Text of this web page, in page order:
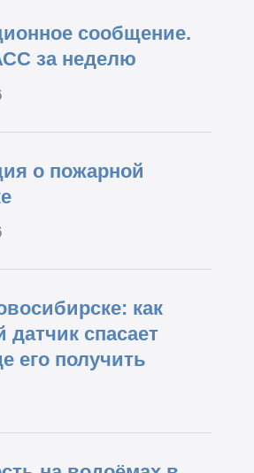
сообщение.
за неделю
о пожарной
как
датчик спасает
его получить